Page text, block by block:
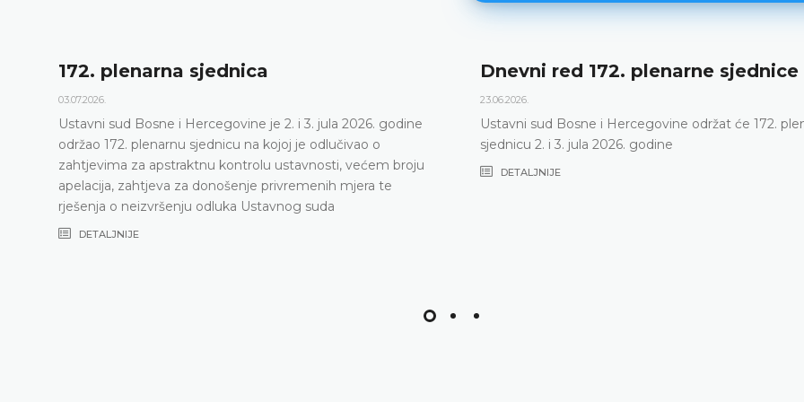
172. plenarna sjednica
03.07.2026.
Ustavni sud Bosne i Hercegovine je 2. i 3. jula 2026. godine
održao 172. plenarnu sjednicu na kojoj je odlučivao o
zahtjevima za apstraktnu kontrolu ustavnosti, većem broju
apelacija, zahtjeva za donošenje privremenih mjera te
rješenja o neizvršenju odluka Ustavnog suda
DETALJNIJE
Dnevni red 172. plenarne sjednice
23.06.2026.
Ustavni sud Bosne i Hercegovine održat će 172.
sjednicu 2. i 3. jula 2026. godine
DETALJNIJE